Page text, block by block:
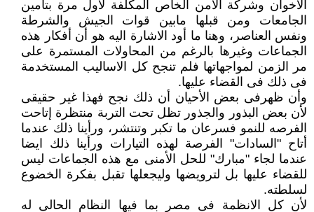
الأخوان وشركة الأمن الخاص المكلفة لأول مرة بتامين
الجامعات ومن قبلها مابين قوات الجيش والشرطة
ونفس العناصر، وهنا ما أود الاشارة اليه هو أن أفكار هذه
الجماعات وغيرها بالرغم من المحاولات المستمرة على
مر الزمن لمواجهاتها فلم تنجح كل الاساليب المستخدمة
فى ذلك فى القضاء عليها.
وأن ظهرفى بعض الأحيان أن ذلك نجح فهذا غير حقيقى
لأن بعض البذور والجذور تظل تحت التربة منتظرة إتاحت
الفرصه للنمو فسرعان ما تكبر وتنتشر، ورأينا ذلك عندما
أتاح "السادات" الفرصة لهذه التيارات ورأينا ذلك ايضا
عندما لجاء "مبارك" للحل الأمنى مع هذه الجماعات ليس
للقضاء عليها بل لترويضها وليجعلها تقبل بفكرة الخضوع
لسلطته.
لأن كل الانظمة فى مصر بما فيها النظام الحالى له